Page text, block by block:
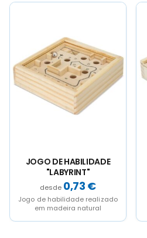
JOGO DE HABILIDADE
"LABYRINT"
0,73 €
Jogo de habilidade realizado
em madeira natural